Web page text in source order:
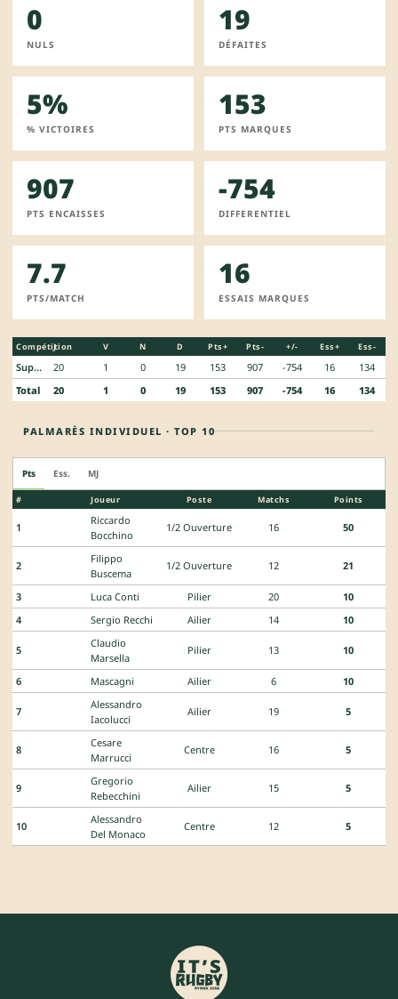
0
NULS
19
DÉFAITES
5%
% VICTOIRES
153
PTS MARQUES
907
PTS ENCAISSES
-754
DIFFERENTIEL
7.7
PTS/MATCH
16
ESSAIS MARQUES
Compétition
J V N D Pts+ Pts- +/- Ess+ Ess-
Super 10 20 1 0 19 153 907 -754 16
134
Total
20 1 0 19 153 907 -754 16 134
PALMARÈS INDIVIDUEL · TOP 10
Pts Ess. MJ
# Joueur Poste Matchs Points
1
Riccardo
Bocchino
1/2 Ouverture 16 50
2
Filippo
Buscema
1/2 Ouverture 12 21
3 Luca Conti Pilier 20
10
4
Sergio Recchi Ailier 14 10
5
Claudio
Marsella
Pilier 13 10
6 Mascagni Ailier 6 10
7
Alessandro
Iacolucci
Ailier 19 5
8
Cesare
Marrucci
Centre 16 5
9
Gregorio
Rebecchini
Ailier 15 5
10
Alessandro
Del Monaco
Centre 12 5